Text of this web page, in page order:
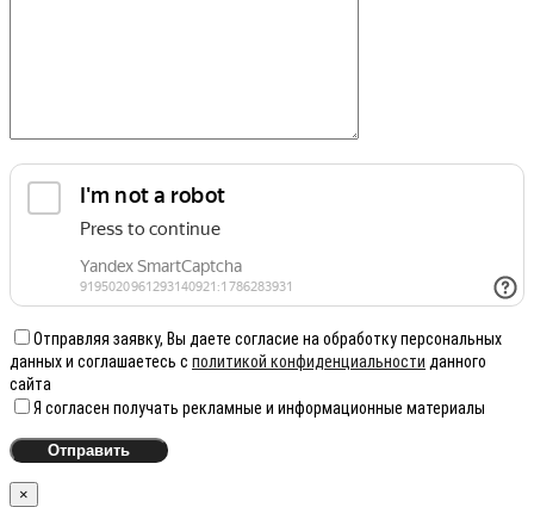
Отправляя заявку, Вы даете согласие на обработку персональных
данных и соглашаетесь с политикой конфиденциальности данного
сайта
Я согласен получать рекламные и информационные материалы
×